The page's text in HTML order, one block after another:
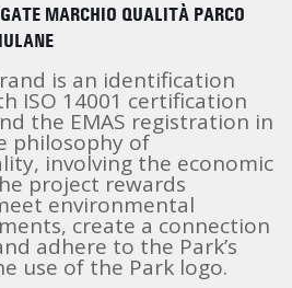
MARCHIO QUALITÀ PARCO
is an identification
ISO 14001 certification
the EMAS registration in
philosophy of
involving the economic
project rewards
environmental
create a connection
adhere to the Park’s
use of the Park logo.